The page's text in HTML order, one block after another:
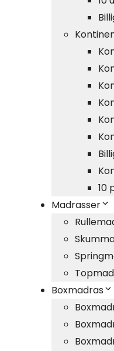
10
Madrasser
Boxmadras